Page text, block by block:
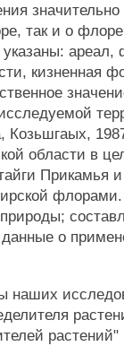
так и о
ареал,
кизненная
Козьшгаых,
области в
Прикамья
о
наших